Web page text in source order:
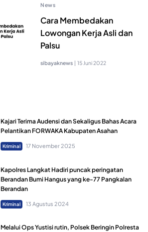
News
Cara Membedakan
Lowongan Kerja Asli dan
Palsu
sibayaknews | 15 Juni 2022
Kajari Terima Audensi dan Sekaligus Bahas Acara
Pelantikan FORWAKA Kabupaten Asahan
Kriminal 17 November 2025
Kapolres Langkat Hadiri puncak peringatan
Berandan Bumi Hangus yang ke-77 Pangkalan
Berandan
Kriminal 13 Agustus 2024
Melalui Ops Yustisi rutin, Polsek Beringin Polresta